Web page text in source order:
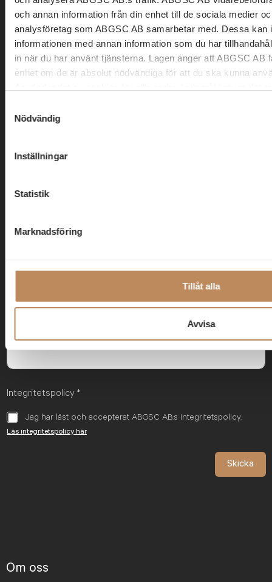
och annan information från din enhet till de sociala medier
analysföretag som ABGSC AB samarbetar med. Dessa kan
informationen med annan information som du har
in när du har använt tjänsterna. Lagen anger att ABGSC AB
enhet om de är absolut nödvändiga för att du ska kunna
Du kan när som helst ändra eller dra tillbaka ditt samtycke
tilldataprotection@abgsc.com
Nödvändig
Inställningar
Statistik
Marknadsföring
Tillåt alla
Avvisa
08 566 294 00
Regeringsgatan 25
111 53 Stockholm
info@abgprivatebanking.se
Aktiecase, marknadsuppdateringar och sektoranalyser varje
Först Sist
Integritetspolicy *
Jag har läst och accepterat ABGSC AB:s integritetspolicy.
Läs integritetspolicy här
Skicka
Om oss